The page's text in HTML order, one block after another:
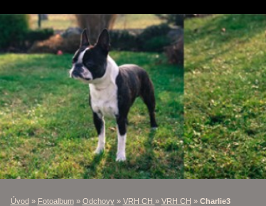
Úvod» Fotoalbum» Odchovy» VRH CH » VRH CH » Charlie3